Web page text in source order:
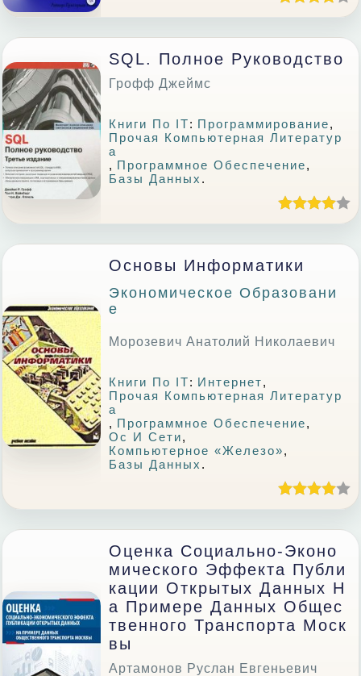
SQL. Полное Руководство
Грофф Джеймс
Книги По IT: Программирование,
Прочая Компьютерная Литератур
А
, Программное Обеспечение,
Базы Данных .
Основы Информатики
Экономическое Образовани
Е
Морозевич Анатолий Николаевич
Книги По IT: Интернет,
Прочая Компьютерная Литератур
А
, Программное Обеспечение,
Ос И Сети,
Компьютерное «железо»,
Базы Данных .
Оценка Социально-Эконо
Мического Эффекта Публи
Кации Открытых Данных Н
А Примере Данных Общес
Твенного Транспорта Моск
Вы
Артамонов Руслан Евгеньевич